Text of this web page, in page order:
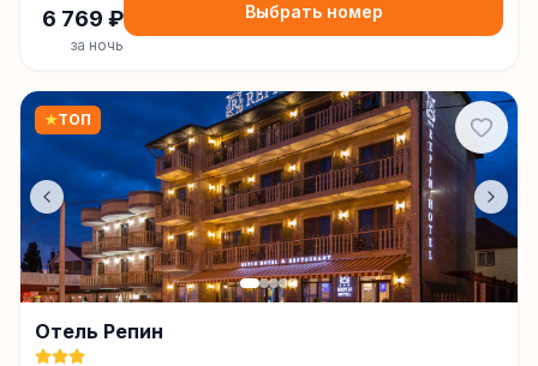
6 769 ₽
за ночь
Выбрать номер
★ТОП
Отель Репин